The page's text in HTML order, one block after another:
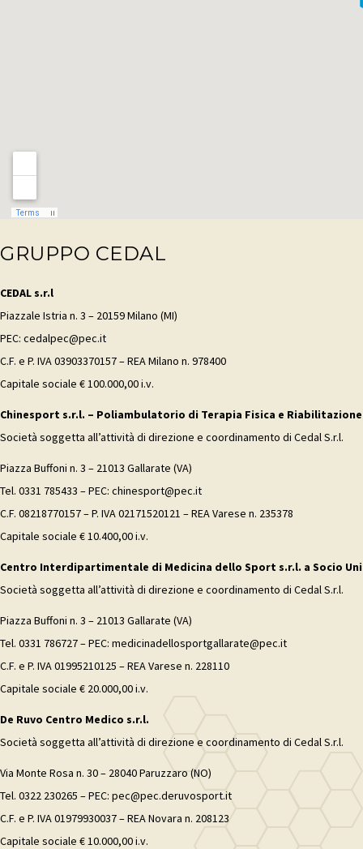
GRUPPO CEDAL
CEDAL s.r.l
Piazzale Istria n. 3 – 20159 Milano (MI)
PEC: cedalpec@pec.it
C.F. e P. IVA 03903370157 – REA Milano n. 978400
Capitale sociale € 100.000,00 i.v.
Chinesport s.r.l. – Poliambulatorio di Terapia Fisica e
Società soggetta all’attività di direzione e coordinamento di Cedal S.r.l.
Piazza Buffoni n. 3 – 21013 Gallarate (VA)
Tel. 0331 785433 – PEC: chinesport@pec.it
C.F. 08218770157 – P. IVA 02171520121 – REA Varese n. 235378
Capitale sociale € 10.400,00 i.v.
Centro Interdipartimentale di Medicina dello Sport s.r.l. a Socio
Società soggetta all’attività di direzione e coordinamento di Cedal S.r.l.
Piazza Buffoni n. 3 – 21013 Gallarate (VA)
Tel. 0331 786727 – PEC: medicinadellosportgallarate@pec.it
C.F. e P. IVA 01995210125 – REA Varese n. 228110
Capitale sociale € 20.000,00 i.v.
De Ruvo Centro Medico s.r.l.
Società soggetta all’attività di direzione e coordinamento di Cedal S.r.l.
Via Monte Rosa n. 30 – 28040 Paruzzaro (NO)
Tel. 0322 230265 – PEC: pec@pec.deruvosport.it
C.F. e P. IVA 01979930037 – REA Novara n. 208123
Capitale sociale € 10.000,00 i.v.